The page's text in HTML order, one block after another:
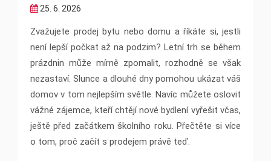
25. 6. 2026
Zvažujete prodej bytu nebo domu a říkáte si, jestli
není lepší počkat až na podzim? Letní trh se během
prázdnin může mírně zpomalit, rozhodně se však
nezastaví. Slunce a dlouhé dny pomohou ukázat váš
domov v tom nejlepším světle. Navíc můžete oslovit
vážné zájemce, kteří chtějí nové bydlení vyřešit včas,
ještě před začátkem školního roku. Přečtěte si více
o tom, proč začít s prodejem právě teď.